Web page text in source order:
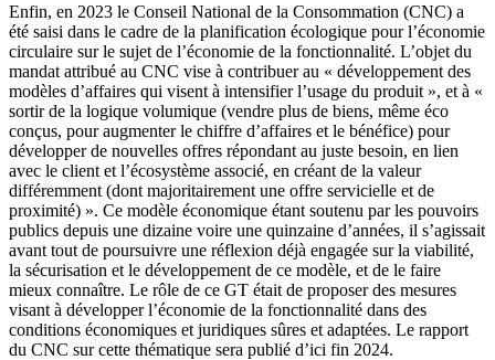
Enfin, en 2023 le Conseil National de la Consommation (CNC) a
été saisi dans le cadre de la planification écologique pour l’économie
circulaire sur le sujet de l’économie de la fonctionnalité. L’objet du
mandat attribué au CNC vise à contribuer au « développement des
modèles d’affaires qui visent à intensifier l’usage du produit », et à «
sortir de la logique volumique (vendre plus de biens, même éco
conçus, pour augmenter le chiffre d’affaires et le bénéfice) pour
développer de nouvelles offres répondant au juste besoin, en lien
avec le client et l’écosystème associé, en créant de la valeur
différemment (dont majoritairement une offre servicielle et de
proximité) ». Ce modèle économique étant soutenu par les pouvoirs
publics depuis une dizaine voire une quinzaine d’années, il s’agissait
avant tout de poursuivre une réflexion déjà engagée sur la viabilité,
la sécurisation et le développement de ce modèle, et de le faire
mieux connaître. Le rôle de ce GT était de proposer des mesures
visant à développer l’économie de la fonctionnalité dans des
conditions économiques et juridiques sûres et adaptées. Le rapport
du CNC sur cette thématique sera publié d’ici fin 2024.